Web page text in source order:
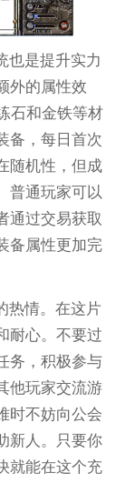
也是提升实力
外的属性效
石和金铁等材
备，每日首次
随机性，但成
普通玩家可以
通过交易获取
备属性更加完
热情。在这片
耐心。不要过
务，积极参与
他玩家交流游
时不妨向公会
新人。只要你
就能在这个充